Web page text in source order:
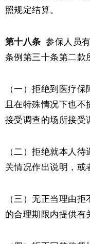
照规定结算。
第十八条 参保人员
条例第三十条第二款
（一）拒绝到医疗
且在特殊情况下也
接受调查的场所接受
（二）拒绝就本人
关情况作出说明，或
（三）无正当理由
的合理期限内提供有